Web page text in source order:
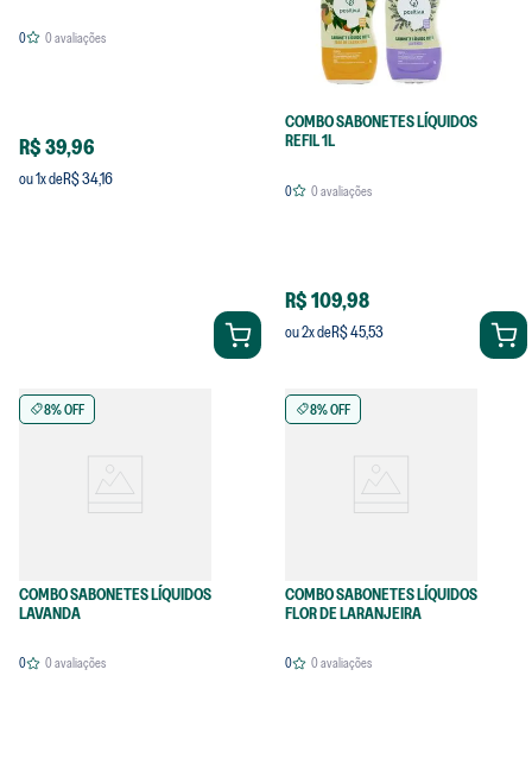
0 0avaliações
R$ 39,96
ou1x deR$ 34,16
COMBO SABONETES LÍQUIDOS
REFIL 1L
0 0avaliações
R$ 109,98
ou2x deR$ 45,53
8% OFF
COMBO SABONETES LÍQUIDOS
LAVANDA
0 0avaliações
8% OFF
COMBO SABONETES LÍQUIDOS
FLOR DE LARANJEIRA
0 0avaliações